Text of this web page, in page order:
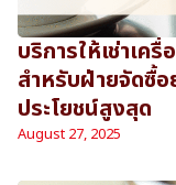
บริการให้เช่าเค
สำหรับฝ่ายจัดซื้
ประโยชน์สูงสุด
August 27, 2025